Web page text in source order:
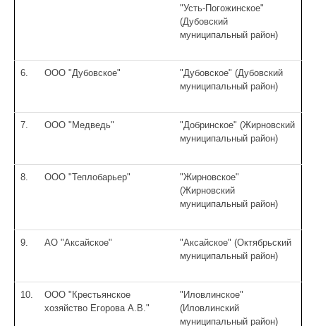
"Усть-Погожинское"
(Дубовский
муниципальный район)
6. ООО "Дубовское"
"Дубовское" (Дубовский
муниципальный район)
7. ООО "Медведь"
"Добринское" (Жирновский
муниципальный район)
8. ООО "Теплобарьер"
"Жирновское"
(Жирновский
муниципальный район)
9. АО "Аксайское"
"Аксайское" (Октябрьский
муниципальный район)
10.
ООО "Крестьянское
хозяйство Егорова А.В."
"Иловлинское"
(Иловлинский
муниципальный район)